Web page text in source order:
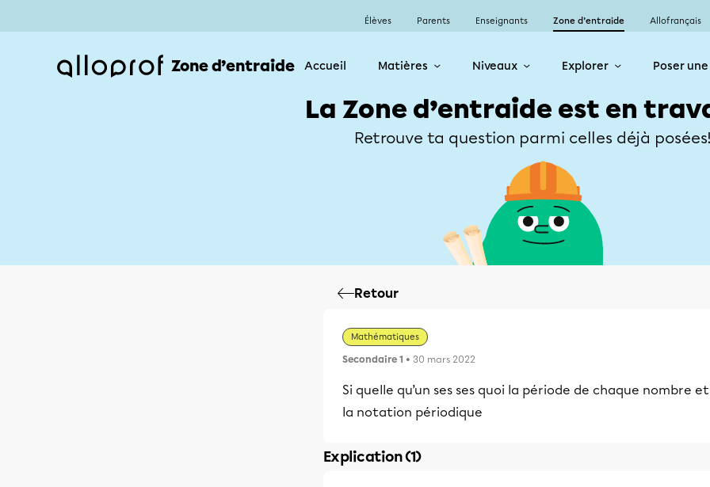
Élèves Parents Enseignants Zone d’entraide Allofrançais
Zone d’entraide Accueil Matières Niveaux Explorer Poser
La Zone d’entraide est en
Retrouve ta question parmi celles déjà
Retour
Mathématiques
Secondaire 1 • 30 mars 2022
Si quelle qu’un ses ses quoi la période de chaque nombre et
la notation périodique
Explication (1)